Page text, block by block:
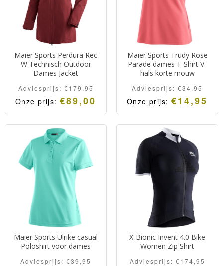
Maier Sports Perdura Rec
W Technisch Outdoor
Dames Jacket
Adviesprijs: €179,95
Onze prijs: €89,00
Maier Sports Trudy Rose
Parade dames T-Shirt V-
hals korte mouw
Adviesprijs: €34,95
Onze prijs: €14,95
Maier Sports Ulrike casual
Poloshirt voor dames
Adviesprijs: €39,95
X-Bionic Invent 4.0 Bike
Women Zip Shirt
Adviesprijs: €174,95